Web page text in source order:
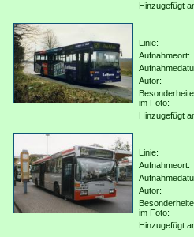
Hinzugefügt
Linie:
Aufnahmeort:
Autor:
im Foto:
Hinzugefügt
Linie:
Aufnahmeort:
Autor:
im Foto:
Hinzugefügt